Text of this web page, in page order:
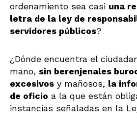
ordenamiento sea casi una
letra de la ley de
servidores públicos?
¿Dónde encuentra el
mano, sin berenjenales
excesivos y mañosos, la
de oficio a la que están
instancias señaladas en la